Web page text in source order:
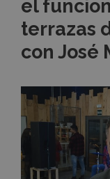
el
terrazas
con José